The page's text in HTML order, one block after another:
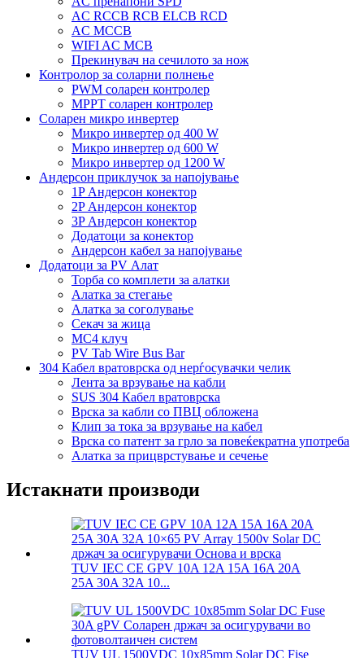
AC RCCB RCB ELCB RCD
AC MCCB
WIFI AC MCB
Прекинувач на сечилото за нож
Контролор за соларни полнење
PWM соларен контролер
MPPT соларен контролер
Соларен микро инвертер
Микро инвертер од 400 W
Микро инвертер од 600 W
Микро инвертер од 1200 W
Андерсон приклучок за напојување
1P Андерсон конектор
2P Андерсон конектор
3P Андерсон конектор
Додатоци за конектор
Андерсон кабел за напојување
Додатоци за PV Алат
Торба со комплети за алатки
Алатка за стегање
Алатка за соголување
Секач за жица
MC4 клуч
PV Tab Wire Bus Bar
304 Кабел вратоврска од нерѓосувачки челик
Лента за врзување на кабли
SUS 304 Кабел вратоврска
Врска за кабли со ПВЦ обложена
Клип за тока за врзување на кабел
Врска со патент за грло за повеќекратна употреба
Алатка за прицврстување и сечење
Истакнати производи
TUV IEC CE GPV 10A 12A 15A 16A 20A
25A 30A 32A 10...
TUV UL 1500VDC 10x85mm Solar DC Fise